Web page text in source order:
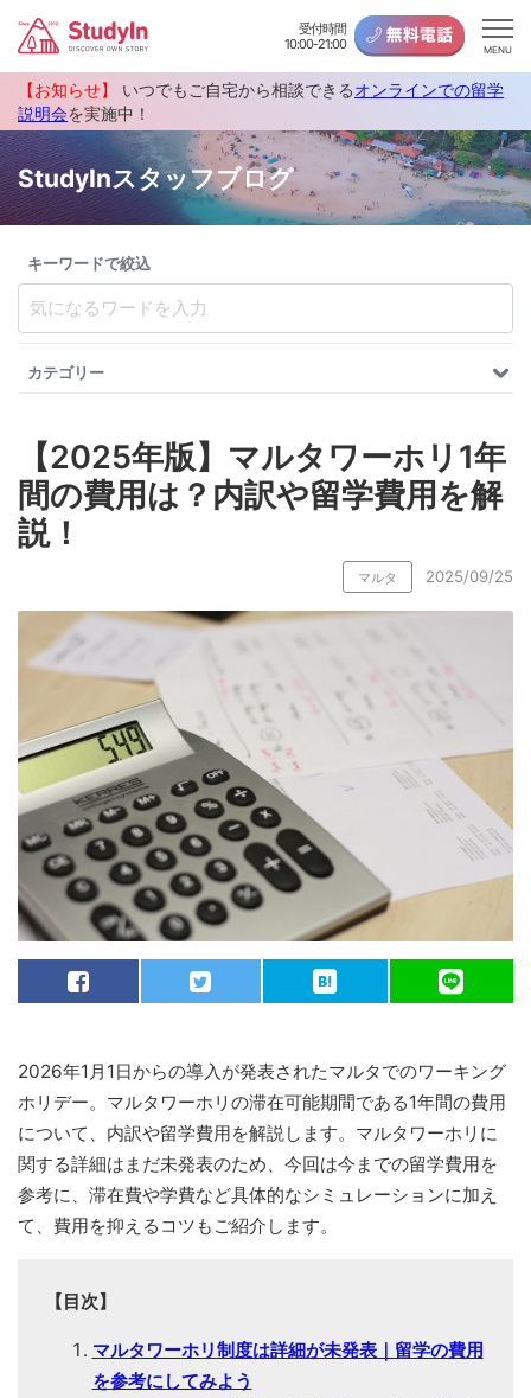
受付時間
10:00-21:00
MENU
【お知らせ】 いつでもご自宅から相談できるオンラインでの留学
説明会を実施中！
StudyInスタッフブログ
キーワードで絞込
カテゴリー
【2025年版】マルタワーホリ1年
間の費用は？内訳や留学費用を解
説！
マルタ 2025/09/25
2026年1月1日からの導入が発表されたマルタでのワーキング
ホリデー。マルタワーホリの滞在可能期間である1年間の費用
について、内訳や留学費用を解説します。マルタワーホリに
関する詳細はまだ未発表のため、今回は今までの留学費用を
参考に、滞在費や学費など具体的なシミュレーションに加え
て、費用を抑えるコツもご紹介します。
【目次】
マルタワーホリ制度は詳細が未発表｜留学の費用
を参考にしてみよう